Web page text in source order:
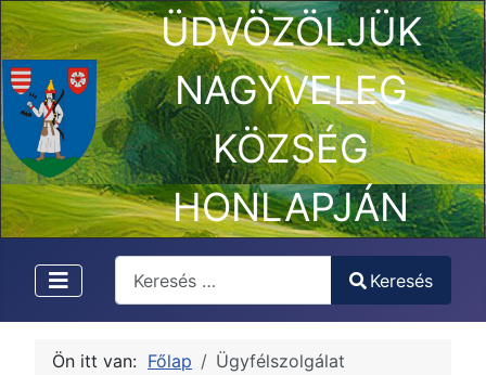
ÜDVÖZÖLJÜK
NAGYVELEG
KÖZSÉG
HONLAPJÁN
Type 2 or more characters for results.
Keresés
Ön itt van: Főlap Ügyfélszolgálat